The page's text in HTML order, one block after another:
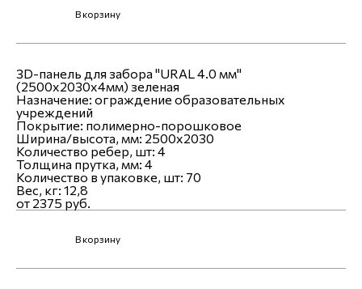
В корзину
3D-панель для забора "URAL 4.0 мм"
(2500х2030х4мм) зеленая
Назначение: ограждение образовательных
учреждений
Покрытие: полимерно-порошковое
Ширина/высота, мм: 2500x2030
Количество ребер, шт: 4
Толщина прутка, мм: 4
Количество в упаковке, шт: 70
Вес, кг: 12,8
от 2375 руб.
В корзину